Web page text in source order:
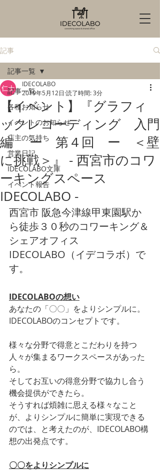
記事
記事一覧
各種お知らせ
イベントのお知らせ
店主の気持ち
営業日記
IDECOLABO文庫
イベント報告
記事一覧
【イベント】『グラフィ
ックレコーディング 入門
編 ー 第４回 ー ＜壁
に挑戦＞』 - 西宮市のコワ
ーキングスペース
IDECOLABO -
IDECOLABO
2019年5月12日 読了時間: 3分
西宮市 阪急今津線甲東園駅か
ら徒歩３０秒のコワーキング＆
シェアオフィス
IDECOLABO（イデコラボ）で
す。
IDECOLABOの想い
あなたの「〇〇」をよりシンプルに。
IDECOLABOのコンセプトです。
様々な分野で得意とこだわりを持つ
人々が集まるワークスペースがあった
ら。
そしてお互いの得意分野で協力し合う
機会提供ができたら。
そうすれば煩雑に思える様々なこと
が、よりシンプルに簡単に実現できる
のでは、と考えたのが、IDECOLABO構
想の出発点です。
〇〇をよりシンプルに